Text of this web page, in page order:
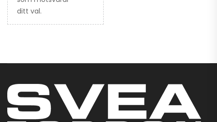
CFMOTO CFORCE
ditt val.